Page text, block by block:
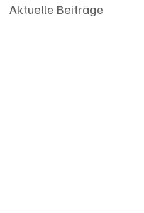
Aktuelle Beiträge